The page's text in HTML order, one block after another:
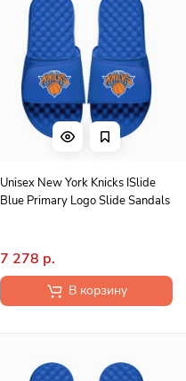
Unisex New York Knicks ISlide
Blue Primary Logo Slide Sandals
7 278 р.
В корзину